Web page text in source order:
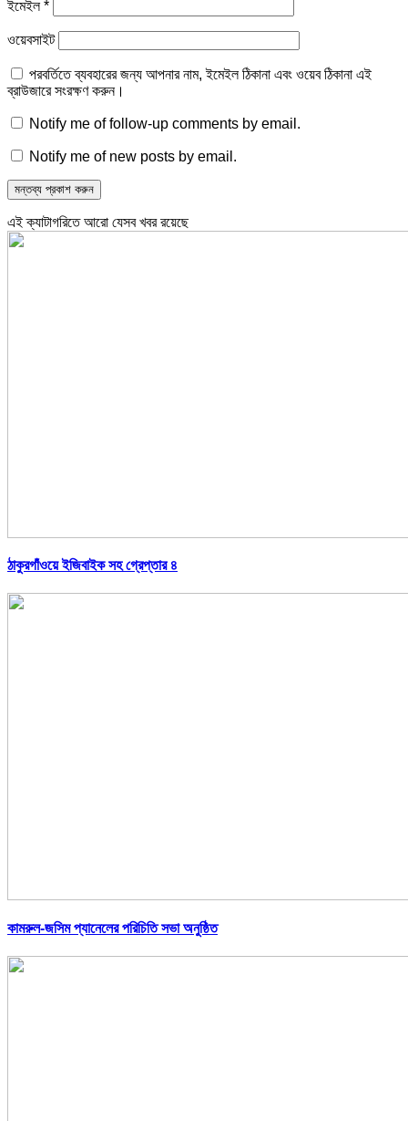
ইমেইল*
ওয়েবসাইট
পরবর্তিতে ব্যবহারের জন্য আপনার নাম, ইমেইল ঠিকানা এবং ওয়েব ঠিকানা এই
ব্রাউজারে সংরক্ষণ করুন।
Notify me of follow-up comments by email.
Notify me of new posts by email.
এই ক্যাটাগরিতে আরো যেসব খবর রয়েছে
ঠাকুরগাঁওয়ে ইজিবাইক সহ গ্রেপ্তার ৪
কামরুল-জসিম প্যানেলের পরিচিতি সভা অনুষ্ঠিত